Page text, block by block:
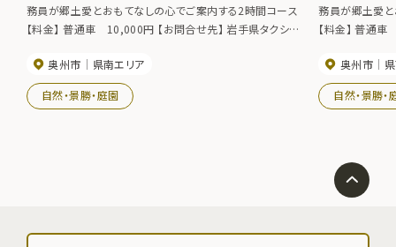
務員が郷土愛とおもてなしの心でご案内する2時間コース
【料金】 普通車 10,000円 【お問合せ先】 岩手県タクシー
シー◆ ※ほかにも1～4時間のコースが用意されていま
す。 詳細はホームぺージをご覧ください。
奥州市 県南エリア
自然・景勝・庭園
務員が郷土愛
【料金】 普通
シー◆ ※ほか
す。 詳細はホ
奥州市
自然・景勝・